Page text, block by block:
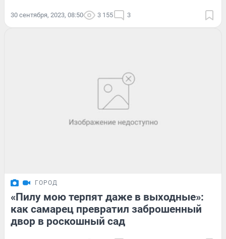
30 сентября, 2023, 08:50 3 155 3
ГОРОД
«Пилу мою терпят даже в выходные»:
как самарец превратил заброшенный
двор в роскошный сад